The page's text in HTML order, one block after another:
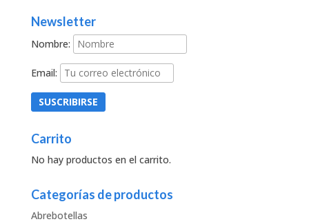
Newsletter
Nombre:
Email:
Carrito
No hay productos en el carrito.
Categorías de productos
Abrebotellas